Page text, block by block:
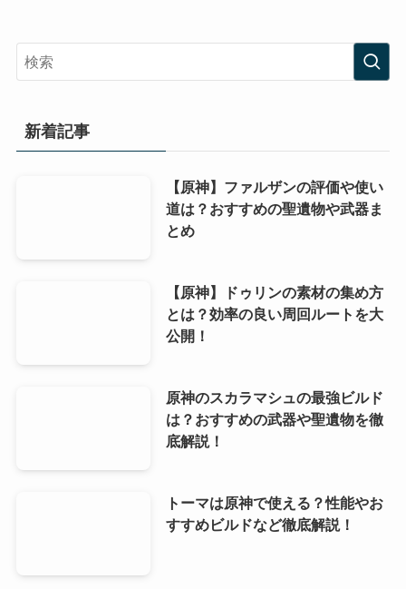
新着記事
【原神】ファルザンの評価や使い
道は？おすすめの聖遺物や武器ま
とめ
【原神】ドゥリンの素材の集め方
とは？効率の良い周回ルートを大
公開！
原神のスカラマシュの最強ビルド
は？おすすめの武器や聖遺物を徹
底解説！
トーマは原神で使える？性能やお
すすめビルドなど徹底解説！